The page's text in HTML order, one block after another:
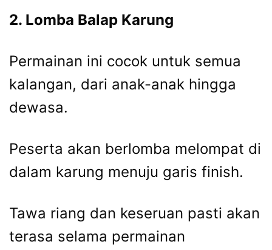
2. Lomba Balap Karung
Permainan ini cocok untuk semua
kalangan, dari anak-anak hingga
dewasa.
Peserta akan berlomba melompat di
dalam karung menuju garis finish.
Tawa riang dan keseruan pasti akan
terasa selama permainan